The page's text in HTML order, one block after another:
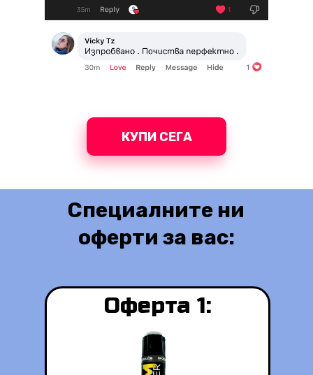
КУПИ СЕГА
Специалните ни
оферти за вас:
Оферта 1: